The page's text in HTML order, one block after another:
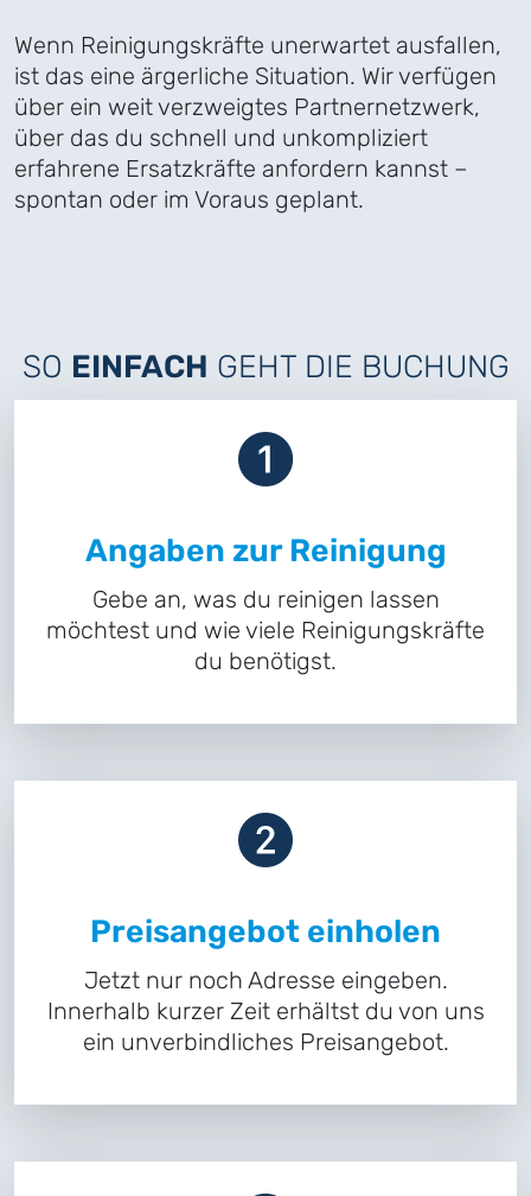
Wenn Reinigungskräfte unerwartet ausfallen,
ist das eine ärgerliche Situation. Wir verfügen
über ein weit verzweigtes Partnernetzwerk,
über das du schnell und unkompliziert
erfahrene Ersatzkräfte anfordern kannst –
spontan oder im Voraus geplant.
SO EINFACH GEHT DIE BUCHUNG
Angaben zur Reinigung
Gebe an, was du reinigen lassen
möchtest und wie viele Reinigungskräfte
du benötigst.
Preisangebot einholen
Jetzt nur noch Adresse eingeben.
Innerhalb kurzer Zeit erhältst du von uns
ein unverbindliches Preisangebot.